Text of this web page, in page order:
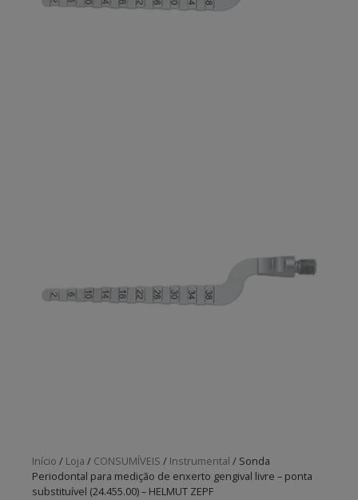
Início / Loja / CONSUMÍVEIS / Instrumental / Sonda
Periodontal para medição de enxerto gengival livre – ponta
substituível (24.455.00) – HELMUT ZEPF